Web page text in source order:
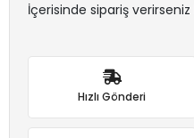
İçerisinde sipariş verirseniz
Hızlı Gönderi